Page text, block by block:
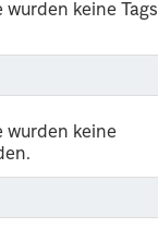
wurden keine Tags
wurden keine